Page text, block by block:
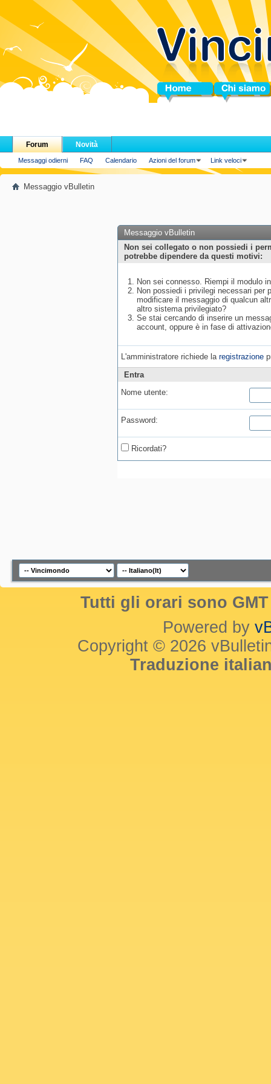
Home Chi siamo
Forum
Messaggi odierni FAQ Calendario Azioni del forum Link veloci
Novità
Messaggio vBulletin
Messaggio vBulletin
Non sei collegato o non possiedi i
potrebbe dipendere da questi motivi:
Non sei connesso. Riempi il modulo
Non possiedi i privilegi necessari per
modificare il messaggio di qualcun
altro sistema privilegiato?
Se stai cercando di inserire un
account, oppure è in fase di
L'amministratore richiede la registrazione
Entra
Nome utente:
Password:
Ricordati?
Tutti gli orari sono
Powered by
Copyright © 2026
Traduzione